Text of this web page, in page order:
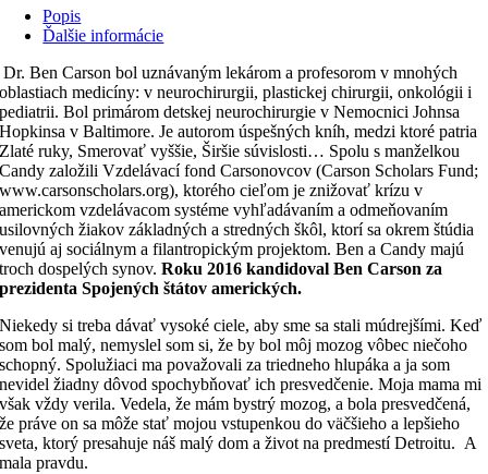
Popis
Ďalšie informácie
Dr. Ben Carson bol uznávaným lekárom a profesorom v mnohých
oblastiach medicíny: v neurochirurgii, plastickej chirurgii, onkológii i
pediatrii. Bol primárom detskej neurochirurgie v Nemocnici Johnsa
Hopkinsa v Baltimore. Je autorom úspešných kníh, medzi ktoré patria
Zlaté ruky, Smerovať vyššie, Širšie súvislosti… Spolu s manželkou
Candy založili Vzdelávací fond Carsonovcov (Carson Scholars Fund;
www.carsonscholars.org),ktorého cieľom je znižovať krízu v
americkom vzdelávacom systéme vyhľadávaním a odmeňovaním
usilovných žiakov základných a stredných škôl, ktorí sa okrem štúdia
venujú aj sociálnym a filantropickým projektom. Ben a Candy majú
troch dospelých synov.Roku 2016 kandidoval Ben Carson za
prezidenta Spojených štátov amerických.
Niekedy si treba dávať vysoké ciele, aby sme sa stali múdrejšími.Keď
som bol malý, nemyslel som si, že by bol môj mozog vôbec niečoho
schopný. Spolužiaci ma považovali za triedneho hlupáka a ja som
nevidel žiadny dôvod spochybňovať ich presvedčenie. Moja mama mi
však vždy verila. Vedela, že mám bystrý mozog, a bola presvedčená,
že práve on sa môže stať mojou vstupenkou do väčšieho a lepšieho
sveta, ktorý presahuje náš malý dom a život na predmestí Detroitu. A
mala pravdu.